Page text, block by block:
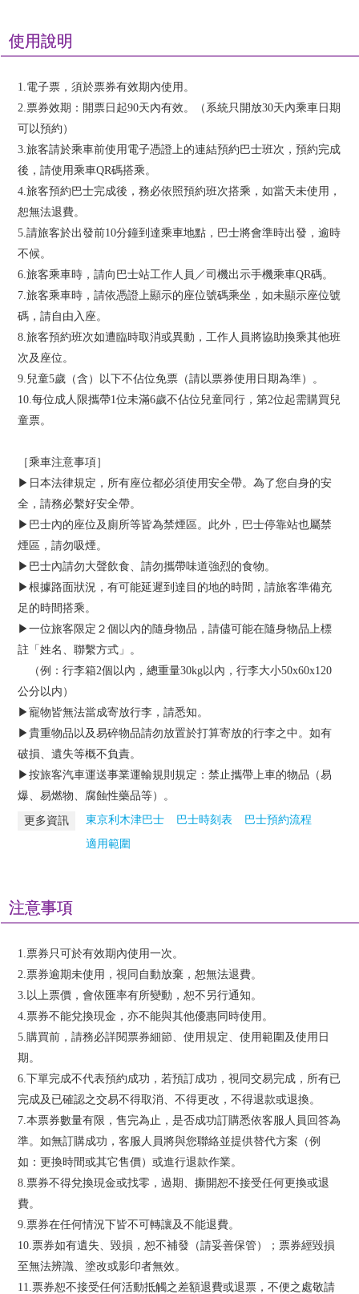
使用說明
1.電子票，須於票券有效期內使用。
2.票券效期：開票日起90天內有效。（系統只開放30天內乘車日期
可以預約）
3.旅客請於乘車前使用電子憑證上的連結預約巴士班次，預約完成
後，請使用乘車QR碼搭乘。
4.旅客預約巴士完成後，務必依照預約班次搭乘，如當天未使用，
恕無法退費。
5.請旅客於出發前10分鐘到達乘車地點，巴士將會準時出發，逾時
不候。
6.旅客乘車時，請向巴士站工作人員／司機出示手機乘車QR碼。
7.旅客乘車時，請依憑證上顯示的座位號碼乘坐，如未顯示座位號
碼，請自由入座。
8.旅客預約班次如遭臨時取消或異動，工作人員將協助換乘其他班
次及座位。
9.兒童5歲（含）以下不佔位免票（請以票券使用日期為準）。
10.每位成人限攜帶1位未滿6歲不佔位兒童同行，第2位起需購買兒
童票。
［乘車注意事項］
▶日本法律規定，所有座位都必須使用安全帶。為了您自身的安
全，請務必繫好安全帶。
▶巴士內的座位及廁所等皆為禁煙區。此外，巴士停靠站也屬禁
煙區，請勿吸煙。
▶巴士內請勿大聲飲食、請勿攜帶味道強烈的食物。
▶根據路面狀況，有可能延遲到達目的地的時間，請旅客準備充
足的時間搭乘。
▶一位旅客限定２個以內的隨身物品，請儘可能在隨身物品上標
註「姓名、聯繫方式」。
（例：行李箱2個以內，總重量30kg以內，行李大小50x60x120
公分以内）
▶寵物皆無法當成寄放行李，請悉知。
▶貴重物品以及易碎物品請勿放置於打算寄放的行李之中。如有
破損、遺失等概不負責。
▶按旅客汽車運送事業運輸規則規定：禁止攜帶上車的物品（易
爆、易燃物、腐蝕性藥品等）。
更多資訊 東京利木津巴士 巴士時刻表
巴士預約流程
適用範圍
注意事項
1.票券只可於有效期內使用一次。
2.票券逾期未使用，視同自動放棄，恕無法退費。
3.以上票價，會依匯率有所變動，恕不另行通知。
4.票券不能兌換現金，亦不能與其他優惠同時使用。
5.購買前，請務必詳閱票券細節、使用規定、使用範圍及使用日
期。
6.下單完成不代表預約成功，若預訂成功，視同交易完成，所有已
完成及已確認之交易不得取消、不得更改，不得退款或退換。
7.本票券數量有限，售完為止，是否成功訂購悉依客服人員回答為
準。如無訂購成功，客服人員將與您聯絡並提供替代方案（例
如：更換時間或其它售價）或進行退款作業。
8.票券不得兌換現金或找零，過期、撕開恕不接受任何更換或退
費。
9.票券在任何情況下皆不可轉讓及不能退費。
10.票券如有遺失、毀損，恕不補發（請妥善保管）；票券經毀損
至無法辨識、塗改或影印者無效。
11.票券恕不接受任何活動抵觸之差額退費或退票，不便之處敬請